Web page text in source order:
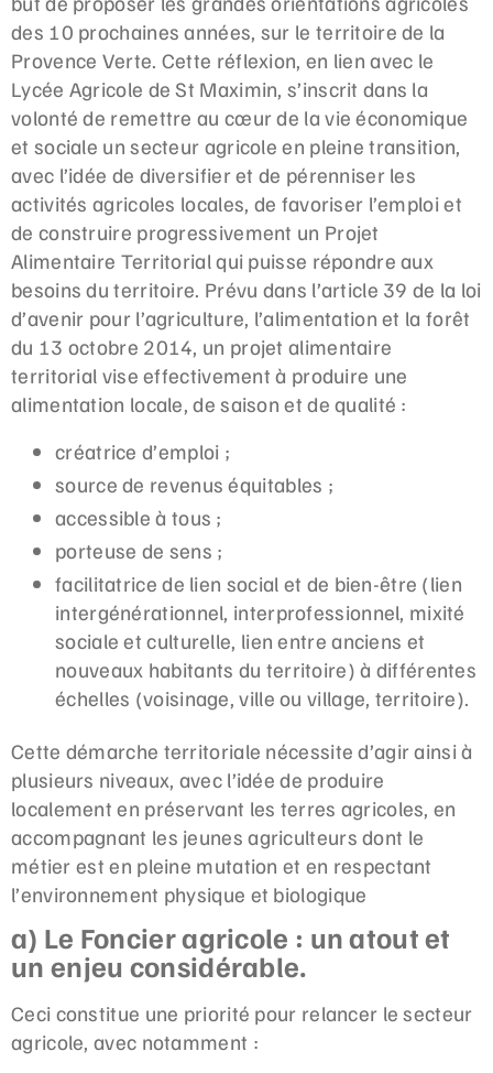
des 10 prochaines années, sur le territoire de la
Provence Verte. Cette réflexion, en lien avec le
Lycée Agricole de St Maximin, s’inscrit dans la
volonté de remettre au cœur de la vie économique
et sociale un secteur agricole en pleine transition,
avec l’idée de diversifier et de pérenniser les
activités agricoles locales, de favoriser l’emploi et
de construire progressivement un Projet
Alimentaire Territorial qui puisse répondre aux
besoins du territoire. Prévu dans l’article 39 de la loi
d’avenir pour l’agriculture, l’alimentation et la forêt
du 13 octobre 2014, un projet alimentaire
territorial vise effectivement à produire une
alimentation locale, de saison et de qualité :
créatrice d’emploi ;
source de revenus équitables ;
accessible à tous ;
porteuse de sens ;
facilitatrice de lien social et de bien-être (lien
intergénérationnel, interprofessionnel, mixité
sociale et culturelle, lien entre anciens et
nouveaux habitants du territoire) à différentes
échelles (voisinage, ville ou village, territoire).
Cette démarche territoriale nécessite d’agir ainsi à
plusieurs niveaux, avec l’idée de produire
localement en préservant les terres agricoles, en
accompagnant les jeunes agriculteurs dont le
métier est en pleine mutation et en respectant
l’environnement physique et biologique
a) Le Foncier agricole : un atout et
un enjeu considérable.
Ceci constitue une priorité pour relancer le secteur
agricole, avec notamment :